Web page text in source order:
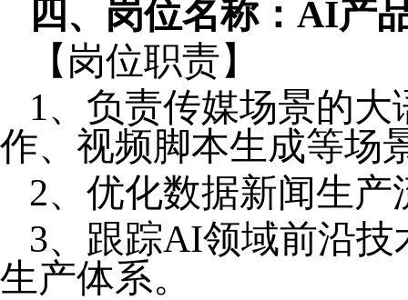
四 、 岗位名称： AI产
【岗位职责】
1、 负责传媒场景的
作、视频脚本生成等场
2、 优化数据新闻生产
3、 跟踪AI领域前沿技
生产体系。